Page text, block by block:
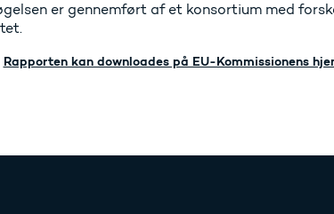
er gennemført af et konsortium med
Rapporten kan downloades på EU-Kommissionens